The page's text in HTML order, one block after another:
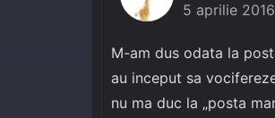
5 aprilie
M-am dus odata la
au inceput sa
nu ma duc la „posta